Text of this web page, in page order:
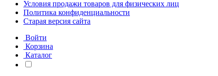
Условия продажи товаров для физических лиц
Политика конфиденциальности
Старая версия сайта
Войти
Корзина
Каталог